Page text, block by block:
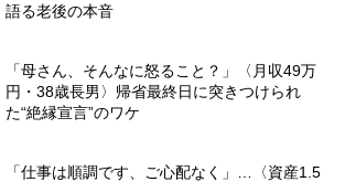
語る老後の本音
「母さん、そんなに怒ること？」〈月収49万
円・38歳長男〉帰省最終日に突きつけられ
た“絶縁宣言”のワケ
「仕事は順調です、ご心配なく」…〈資産1.5